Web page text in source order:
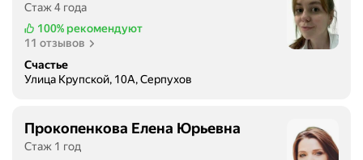
Стаж 4 года
100% рекомендуют
11 отзывов
Счастье
Улица Крупской, 10А, Серпухов
Прокопенкова Елена Юрьевна
Стаж 1 год